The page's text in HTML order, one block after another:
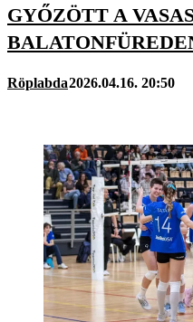
GYŐZÖTT A
Röplabda2026.04.16. 20:50